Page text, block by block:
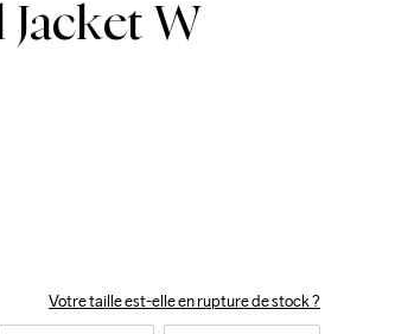
W
Votre taille est-elle en rupture de stock ?